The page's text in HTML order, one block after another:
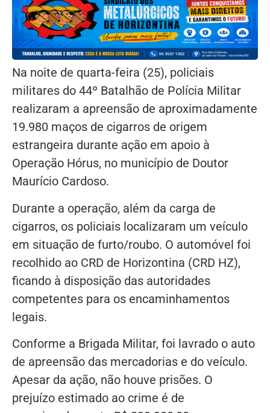
Na noite de quarta-feira (25), policiais
militares do 44º Batalhão de Polícia Militar
realizaram a apreensão de aproximadamente
19.980 maços de cigarros de origem
estrangeira durante ação em apoio à
Operação Hórus, no município de Doutor
Maurício Cardoso.
Durante a operação, além da carga de
cigarros, os policiais localizaram um veículo
em situação de furto/roubo. O automóvel foi
recolhido ao CRD de Horizontina (CRD HZ),
ficando à disposição das autoridades
competentes para os encaminhamentos
legais.
Conforme a Brigada Militar, foi lavrado o auto
de apreensão das mercadorias e do veículo.
Apesar da ação, não houve prisões. O
prejuízo estimado ao crime é de